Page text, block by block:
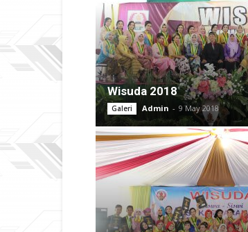
Wisuda 2018
Galeri Admin - 9 May 2018